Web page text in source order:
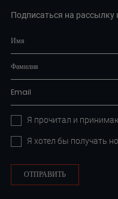
Подписаться на рассылку
Я прочитал и
Я хотел бы получать